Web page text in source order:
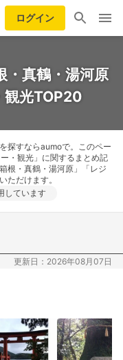
ログイン
・真鶴・湯河原
観光TOP20
探すならaumoで。このペー
・観光」に関するまとめ記
根・真鶴・湯河原」「レジ
ただけます。
しています
更新日：2026年08月07日